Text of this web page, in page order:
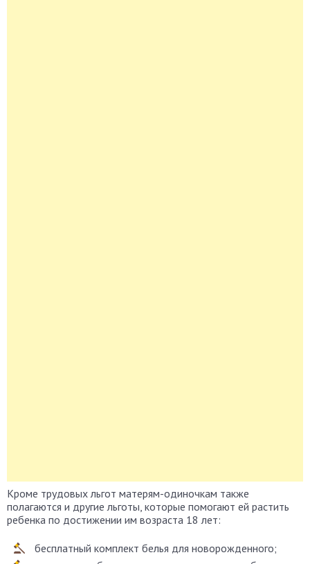
Кроме трудовых льгот матерям-одиночкам также
полагаются и другие льготы, которые помогают ей растить
ребенка по достижении им возраста 18 лет:
бесплатный комплект белья для новорожденного;